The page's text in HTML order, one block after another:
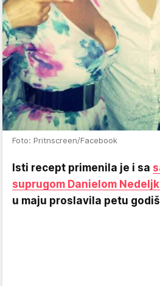
Foto: Pritnscreen/Facebook
Isti recept primenila je i sa
suprugom Danielom
u maju proslavila petu